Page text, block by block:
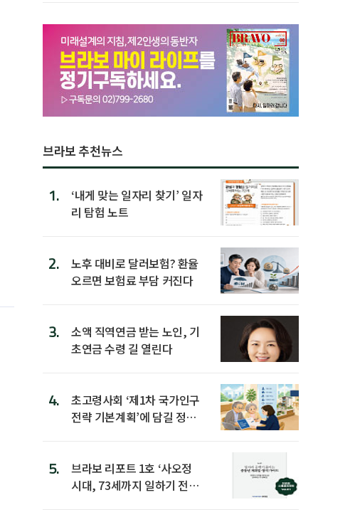
브라보 추천뉴스
1.
‘내게 맞는 일자리 찾기’ 일자
리 탐험 노트
2.
노후 대비로 달러보험? 환율
오르면 보험료 부담 커진다
3.
소액 직역연금 받는 노인, 기
초연금 수령 길 열린다
4.
초고령사회 ‘제1차 국가인구
전략 기본계획’에 담길 정책
5.
브라보 리포트 1호 ‘사오정
시대, 73세까지 일하기 전략’